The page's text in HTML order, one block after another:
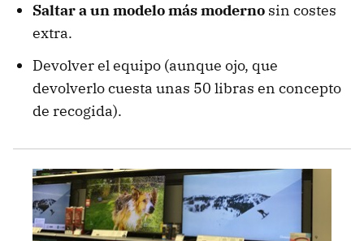
Saltar a un modelo más moderno sin costes
extra.
Devolver el equipo (aunque ojo, que
devolverlo cuesta unas 50 libras en concepto
de recogida).